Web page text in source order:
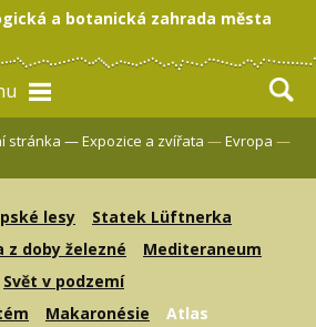
a botanická zahrada města
stránka —Expozice a zvířata —Evropa —
lesy
Statek Lüftnerka
z doby železné
Mediteraneum
Svět v podzemí
Makaronésie
Atlas